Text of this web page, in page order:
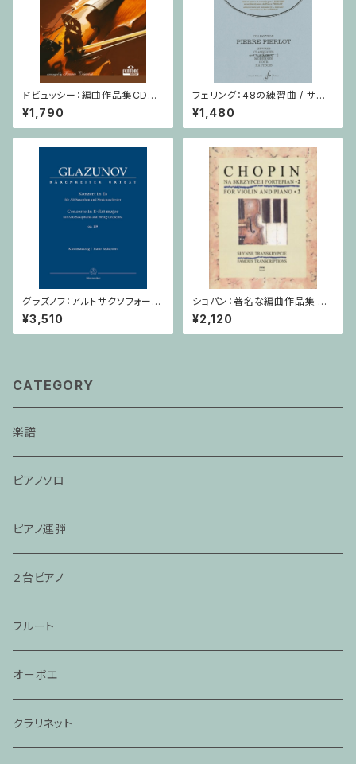
ドビュッシー：編曲作品集CD付
/ ヴァイオリン・ピアノ
¥1,790
フェリング：48の練習曲 / サク
ソフォーンorオーボエ
¥1,480
グラズノフ：アルトサクソフォーン
と弦楽オーケストラのための 協
奏曲 変ホ長調 Op. 109 / サク
ソフォーンとピアノ
¥3,510
ショパン：著名な編曲作品集 第
2巻 / ヴァイオリン・ピアノ
¥2,120
CATEGORY
楽譜
ピアノソロ
ピアノ連弾
２台ピアノ
フルート
オーボエ
クラリネット